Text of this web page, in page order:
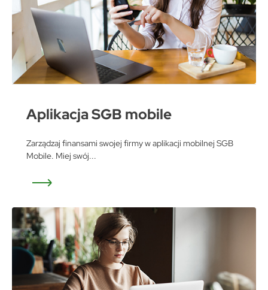
Aplikacja SGB mobile
Zarządzaj finansami swojej firmy w aplikacji mobilnej SGB
Mobile. Miej swój...